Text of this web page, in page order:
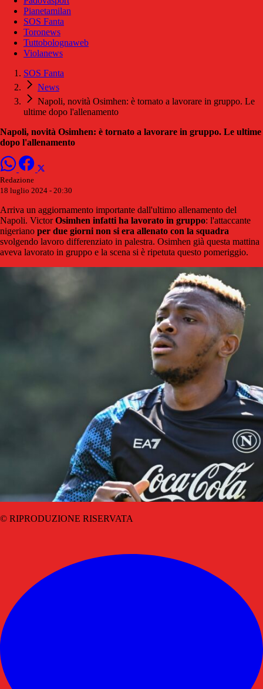
Pianetamilan
SOS Fanta
Toronews
Tuttobolognaweb
Violanews
SOS Fanta
News
Napoli, novità Osimhen: è tornato a lavorare in gruppo. Le
ultime dopo l'allenamento
Napoli, novità Osimhen: è tornato a lavorare in gruppo. Le ultime
dopo l'allenamento
Redazione
18 luglio 2024 - 20:30
Arriva un aggiornamento importante dall'ultimo allenamento del
Napoli. VictorOsimhen infatti ha lavorato in gruppo: l'attaccante
nigeriano per due giorni non si era allenato con la squadra
svolgendo lavoro differenziato in palestra. Osimhen già questa mattina
aveva lavorato in gruppo e la scena si è ripetuta questo pomeriggio.
© RIPRODUZIONE RISERVATA